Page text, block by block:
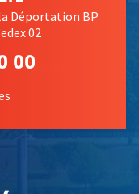
Déportation BP
02
00